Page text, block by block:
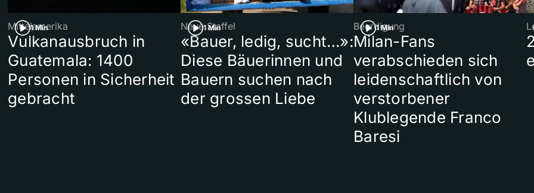
1 Min
Mittelamerika
Vulkanausbruch in
Guatemala: 1400
Personen in Sicherheit
gebracht
1 Min
Neue Staffel
«Bauer, ledig, sucht…»:
Diese Bäuerinnen und
Bauern suchen nach
der grossen Liebe
1 Min
Beerdigung
Milan-Fans
verabschieden sich
leidenschaftlich von
verstorbener
Klublegende Franco
Baresi